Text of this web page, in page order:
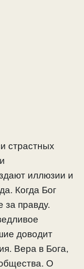
страстных
иллюзии и
Когда Бог
за правду.
доводит
Вера в Бога,
О